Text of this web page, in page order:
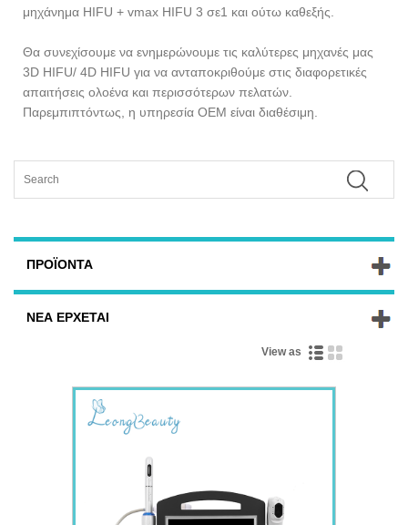
μηχάνημα HIFU + vmax HIFU 3 σε1 και ούτω καθεξής.
Θα συνεχίσουμε να ενημερώνουμε τις καλύτερες μηχανές μας
3D HIFU/ 4D HIFU για να ανταποκριθούμε στις διαφορετικές
απαιτήσεις ολοένα και περισσότερων πελατών.
Παρεμπιπτόντως, η υπηρεσία OEM είναι διαθέσιμη.
ΠΡΟΪΌΝΤΑ
ΝΈΑ ΈΡΧΕΤΑΙ
View as